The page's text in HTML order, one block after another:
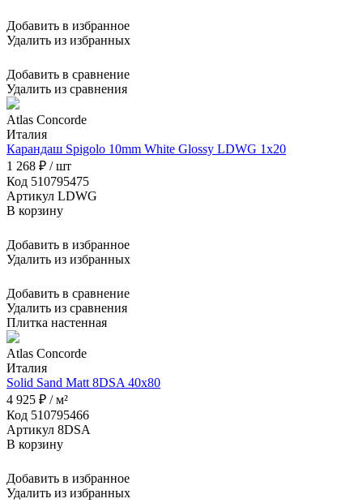
Добавить в избранное
Удалить из избранных
Добавить в сравнение
Удалить из сравнения
Atlas Concorde
Италия
Карандаш Spigolo 10mm White Glossy LDWG 1x20
1 268 ₽ / шт
Код 510795475
Артикул LDWG
В корзину
Добавить в избранное
Удалить из избранных
Добавить в сравнение
Удалить из сравнения
Плитка настенная
Atlas Concorde
Италия
Solid Sand Matt 8DSA 40x80
4 925 ₽ / м²
Код 510795466
Артикул 8DSA
В корзину
Добавить в избранное
Удалить из избранных